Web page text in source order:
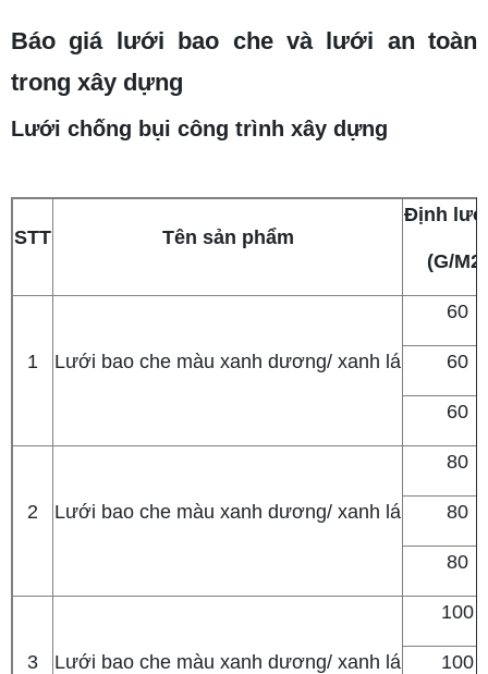
Báo giá lưới bao che và lưới an toàn
trong xây dựng
Lưới chống bụi công trình xây dựng
STT Tên sản phẩm
Định
(G/M2)
1 Lưới bao che màu xanh dương/ xanh lá
60
60
60
2 Lưới bao che màu xanh dương/ xanh lá
80
80
80
3 Lưới bao che màu xanh dương/ xanh lá
100
100